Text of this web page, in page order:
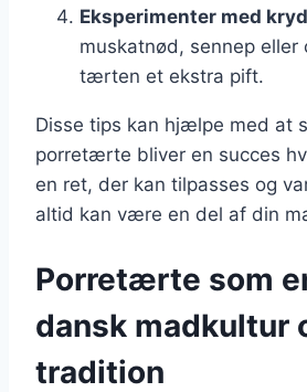
Eksperimenter med
muskatnød, sennep eller
tærten et ekstra pift.
Disse tips kan hjælpe med at
porretærte bliver en succes
en ret, der kan tilpasses og
altid kan være en del af din
Porretærte som
dansk madkultur
tradition